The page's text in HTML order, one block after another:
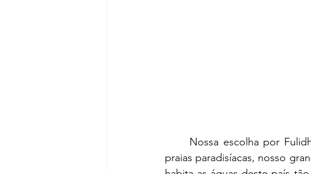
praias paradisíacas, nosso